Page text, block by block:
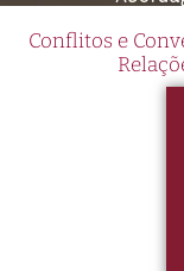
Conflitos e